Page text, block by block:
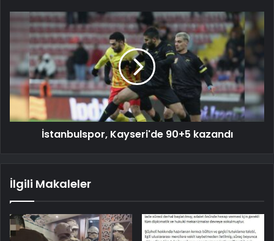
İstanbulspor, Kayseri'de 90+5 kazandı
İlgili Makaleler